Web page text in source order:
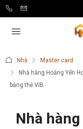
Nhà
Master card
Nhà hàng Hoàng Yến
bằng thẻ VIB
Nhà